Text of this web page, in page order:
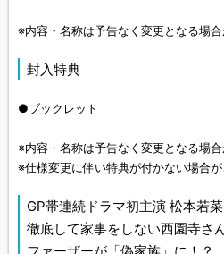
※内容・名称は予告なく変更となる場合
封入特典
●ブックレット
※内容・名称は予告なく変更となる場合
※仕様変更に伴い特典が付かない場合が
GP帯連続ドラマ初主演 松本若
徹底して家事をしない西園寺さ